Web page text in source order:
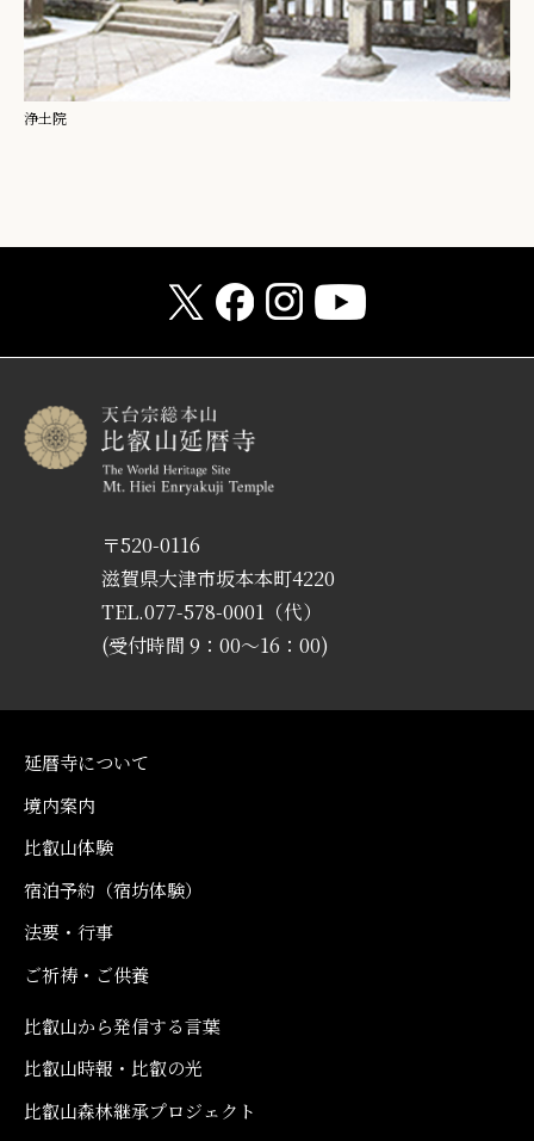
浄土院
〒520-0116
滋賀県大津市坂本本町4220
TEL.077-578-0001（代）
(受付時間 9：00〜16：00)
延暦寺について
境内案内
比叡山体験
宿泊予約（宿坊体験）
法要・行事
ご祈祷・ご供養
比叡山から発信する言葉
比叡山時報・比叡の光
比叡山森林継承プロジェクト